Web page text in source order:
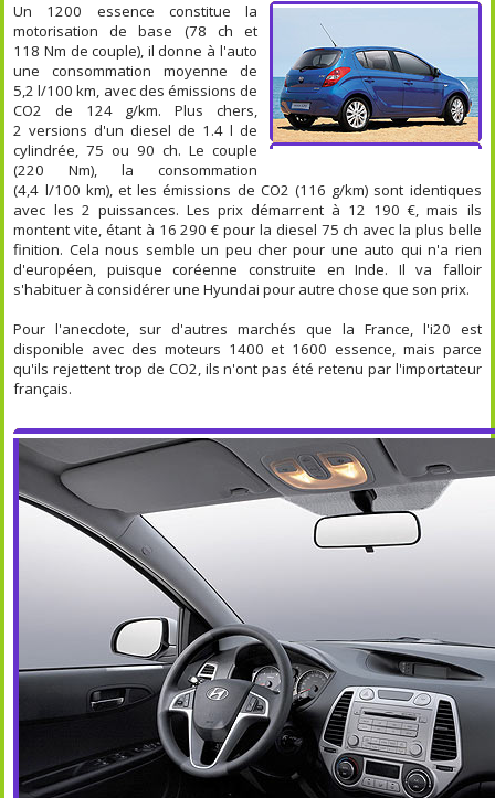
Un 1200 essence constitue la
motorisation de base (78 ch et
118 Nm de couple), il donne à l'auto
une consommation moyenne de
5,2 l/100 km, avec des émissions de
CO2 de 124 g/km. Plus chers,
2 versions d'un diesel de 1.4 l de
cylindrée, 75 ou 90 ch. Le couple
(220 Nm), la consommation
(4,4 l/100 km), et les émissions de CO2 (116 g/km) sont identiques
avec les 2 puissances. Les prix démarrent à 12 190 €, mais ils
montent vite, étant à 16 290 € pour la diesel 75 ch avec la plus belle
finition. Cela nous semble un peu cher pour une auto qui n'a rien
d'européen, puisque coréenne construite en Inde. Il va falloir
s'habituer à considérer une Hyundai pour autre chose que son prix.
Pour l'anecdote, sur d'autres marchés que la France, l'i20 est
disponible avec des moteurs 1400 et 1600 essence, mais parce
qu'ils rejettent trop de CO2, ils n'ont pas été retenu par l'importateur
français.